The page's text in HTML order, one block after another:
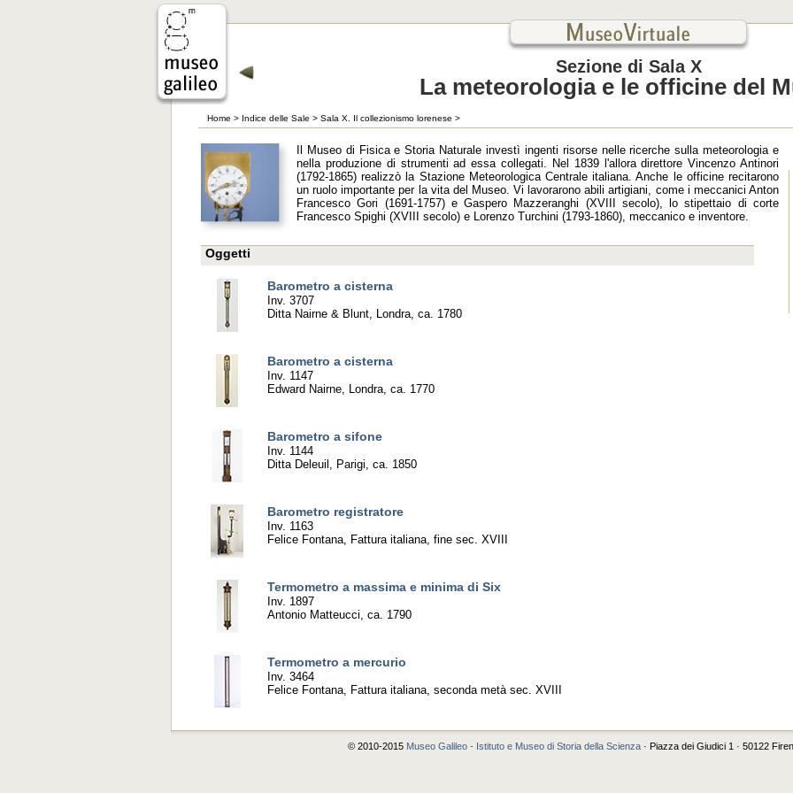
Sezione di Sala X
La meteorologia e le officine del
Home > Indice delle Sale > Sala X. Il collezionismo lorenese >
Il Museo di Fisica e Storia Naturale investì ingenti risorse nelle ricerche sulla meteorologia e
nella produzione di strumenti ad essa collegati. Nel 1839 l'allora direttore Vincenzo Antinori
(1792-1865) realizzò la Stazione Meteorologica Centrale italiana. Anche le officine recitarono
un ruolo importante per la vita del Museo. Vi lavorarono abili artigiani, come i meccanici Anton
Francesco Gori (1691-1757) e Gaspero Mazzeranghi (XVIII secolo), lo stipettaio di corte
Francesco Spighi (XVIII secolo) e Lorenzo Turchini (1793-1860), meccanico e inventore.
Oggetti
Barometro a cisterna
Inv. 3707
Ditta Nairne & Blunt, Londra, ca. 1780
Barometro a cisterna
Inv. 1147
Edward Nairne, Londra, ca. 1770
Barometro a sifone
Inv. 1144
Ditta Deleuil, Parigi, ca. 1850
Barometro registratore
Inv. 1163
Felice Fontana, Fattura italiana, fine sec. XVIII
Termometro a massima e minima di Six
Inv. 1897
Antonio Matteucci, ca. 1790
Termometro a mercurio
Inv. 3464
Felice Fontana, Fattura italiana, seconda metà sec. XVIII
© 2010-2015 Museo Galileo - Istituto e Museo di Storia della Scienza · Piazza dei Giudici 1 · 50122